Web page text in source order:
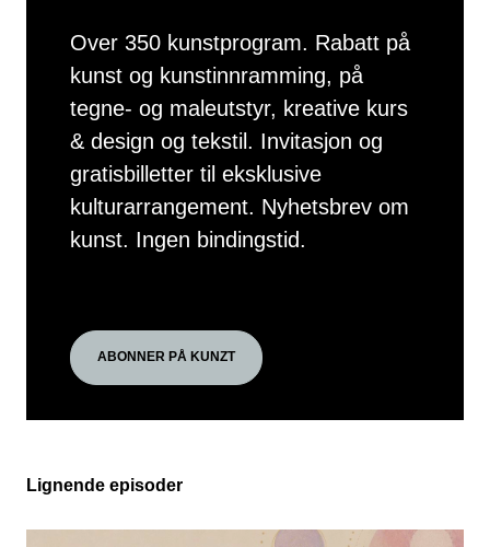
Over 350 kunstprogram. Rabatt på
kunst og kunstinnramming, på
tegne- og maleutstyr, kreative kurs
& design og tekstil. Invitasjon og
gratisbilletter til eksklusive
kulturarrangement. Nyhetsbrev om
kunst. Ingen bindingstid.
ABONNER PÅ KUNZT
Lignende episoder